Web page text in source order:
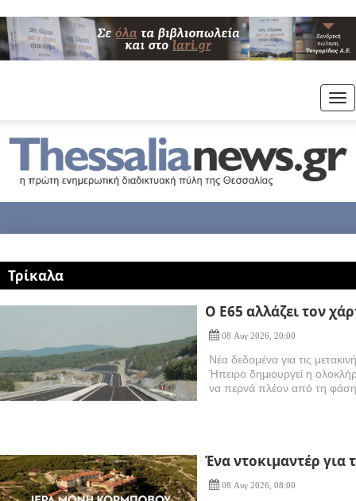
Τρίκαλα
Ο Ε65 αλλάζει τον
08 Αυγ 2026, 20:00
Νέα δεδομένα για τις
Ήπειρο δημιουργεί η
να περνά πλέον από τη
Ένα ντοκιμαντέρ
08 Αυγ 2026, 08:00